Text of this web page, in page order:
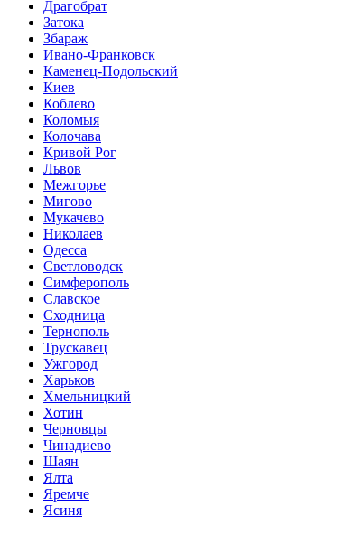
Драгобрат
Затока
Збараж
Ивано-Франковск
Каменец-Подольский
Киев
Коблево
Коломыя
Колочава
Кривой Рог
Львов
Межгорье
Мигово
Мукачево
Николаев
Одесса
Светловодск
Симферополь
Славское
Сходница
Тернополь
Трускавец
Ужгород
Харьков
Хмельницкий
Хотин
Черновцы
Чинадиево
Шаян
Ялта
Яремче
Ясиня